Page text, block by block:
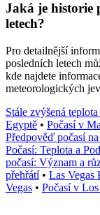
Jaká je historie
letech?
Pro detailnější
posledních letech
kde najdete
meteorologických
Stále zvýšená
Egyptě • Počasí v
Předpověď počasí
Počasí: Teplota a
počasí: Význam a
přehřátí• Las Vegas
Vegas • Počasí v